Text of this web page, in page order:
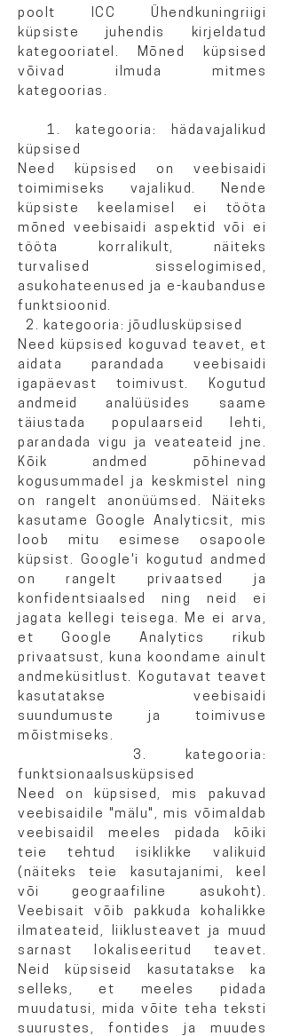
poolt ICC Ühendkuningriigi
küpsiste juhendis kirjeldatud
kategooriatel. Mõned küpsised
võivad ilmuda mitmes
kategoorias.
1. kategooria: hädavajalikud
küpsised
Need küpsised on veebisaidi
toimimiseks vajalikud. Nende
küpsiste keelamisel ei tööta
mõned veebisaidi aspektid või ei
tööta korralikult, näiteks
turvalised sisselogimised,
asukohateenused ja e-kaubanduse
funktsioonid.
2. kategooria: jõudlusküpsised
Need küpsised koguvad teavet, et
aidata parandada veebisaidi
igapäevast toimivust. Kogutud
andmeid analüüsides saame
täiustada populaarseid lehti,
parandada vigu ja veateateid jne.
Kõik andmed põhinevad
kogusummadel ja keskmistel ning
on rangelt anonüümsed. Näiteks
kasutame Google Analyticsit, mis
loob mitu esimese osapoole
küpsist. Google'i kogutud andmed
on rangelt privaatsed ja
konfidentsiaalsed ning neid ei
jagata kellegi teisega. Me ei arva,
et Google Analytics rikub
privaatsust, kuna koondame ainult
andmeküsitlust. Kogutavat teavet
kasutatakse veebisaidi
suundumuste ja toimivuse
mõistmiseks.
3. kategooria:
funktsionaalsusküpsised
Need on küpsised, mis pakuvad
veebisaidile "mälu", mis võimaldab
veebisaidil meeles pidada kõiki
teie tehtud isiklikke valikuid
(näiteks teie kasutajanimi, keel
või geograafiline asukoht).
Veebisait võib pakkuda kohalikke
ilmateateid, liiklusteavet ja muud
sarnast lokaliseeritud teavet.
Neid küpsiseid kasutatakse ka
selleks, et meeles pidada
muudatusi, mida võite teha teksti
suurustes, fontides ja muudes